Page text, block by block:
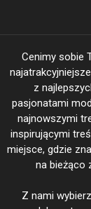
Cenimy sobie
z
pasjonatami
najnowszymi
inspirującymi
miejsce, gdzie
na bieżąco
Z nami